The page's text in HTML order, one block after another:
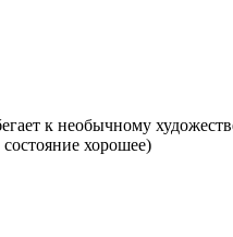
к необычному
хорошее)